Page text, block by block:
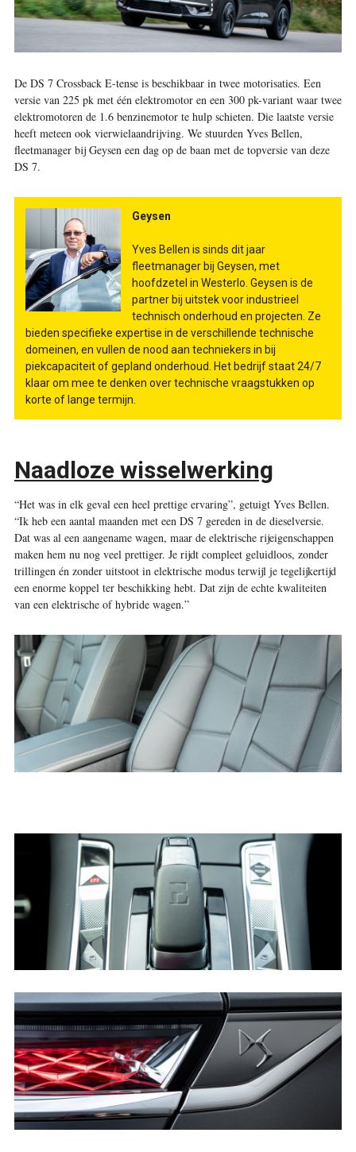
De DS 7 Crossback E-tense is beschikbaar in twee motorisaties. Een
versie van 225 pk met één elektromotor en een 300 pk-variant waar twee
elektromotoren de 1.6 benzinemotor te hulp schieten. Die laatste versie
heeft meteen ook vierwielaandrijving. We stuurden Yves Bellen,
fleetmanager bij Geysen een dag op de baan met de topversie van deze
DS 7.
Geysen
Yves Bellen is sinds dit jaar
fleetmanager bij Geysen, met
hoofdzetel in Westerlo. Geysen is de
partner bij uitstek voor industrieel
technisch onderhoud en projecten. Ze
bieden specifieke expertise in de verschillende technische
domeinen, en vullen de nood aan techniekers in bij
piekcapaciteit of gepland onderhoud. Het bedrijf staat 24/7
klaar om mee te denken over technische vraagstukken op
korte of lange termijn.
Naadloze wisselwerking
“Het was in elk geval een heel prettige ervaring”, getuigt Yves Bellen.
“Ik heb een aantal maanden met een DS 7 gereden in de dieselversie.
Dat was al een aangename wagen, maar de elektrische rijeigenschappen
maken hem nu nog veel prettiger. Je rijdt compleet geluidloos, zonder
trillingen én zonder uitstoot in elektrische modus terwijl je tegelijkertijd
een enorme koppel ter beschikking hebt. Dat zijn de echte kwaliteiten
van een elektrische of hybride wagen.”